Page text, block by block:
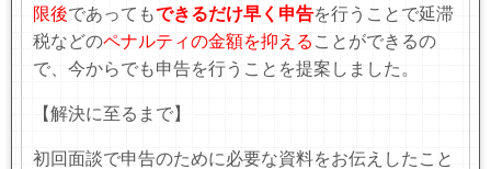
限後であってもできるだけ早く申告を行うことで延滞
税などのペナルティの金額を抑える ことができるの
で、今からでも申告を行うことを提案しました。
【解決に至るまで】
初回面談で申告のために必要な資料をお伝えしたこと